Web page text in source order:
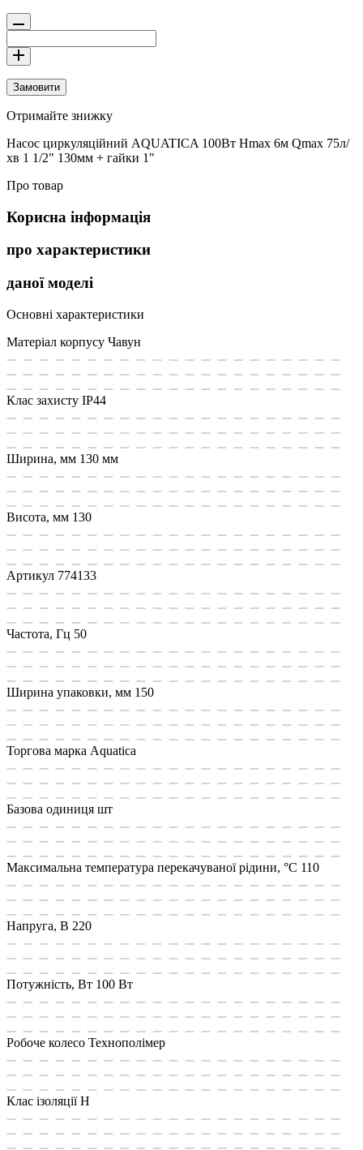
Замовити
Отримайте знижку
Насос циркуляційний AQUATICA 100Вт Hmax 6м Qmax 75л/
хв 1 1/2" 130мм + гайки 1"
Про товар
Корисна інформація
про характеристики
даної моделі
Основні характеристики
Матеріал корпусу Чавун
Клас захисту IP44
Ширина, мм 130 мм
Висота, мм 130
Артикул 774133
Частота, Гц 50
Ширина упаковки, мм 150
Торгова марка Aquatica
Базова одиниця шт
Максимальна температура перекачуваної рідини, °C 110
Напруга, В 220
Потужність, Вт 100 Вт
Робоче колесо Технополімер
Клас ізоляції Н